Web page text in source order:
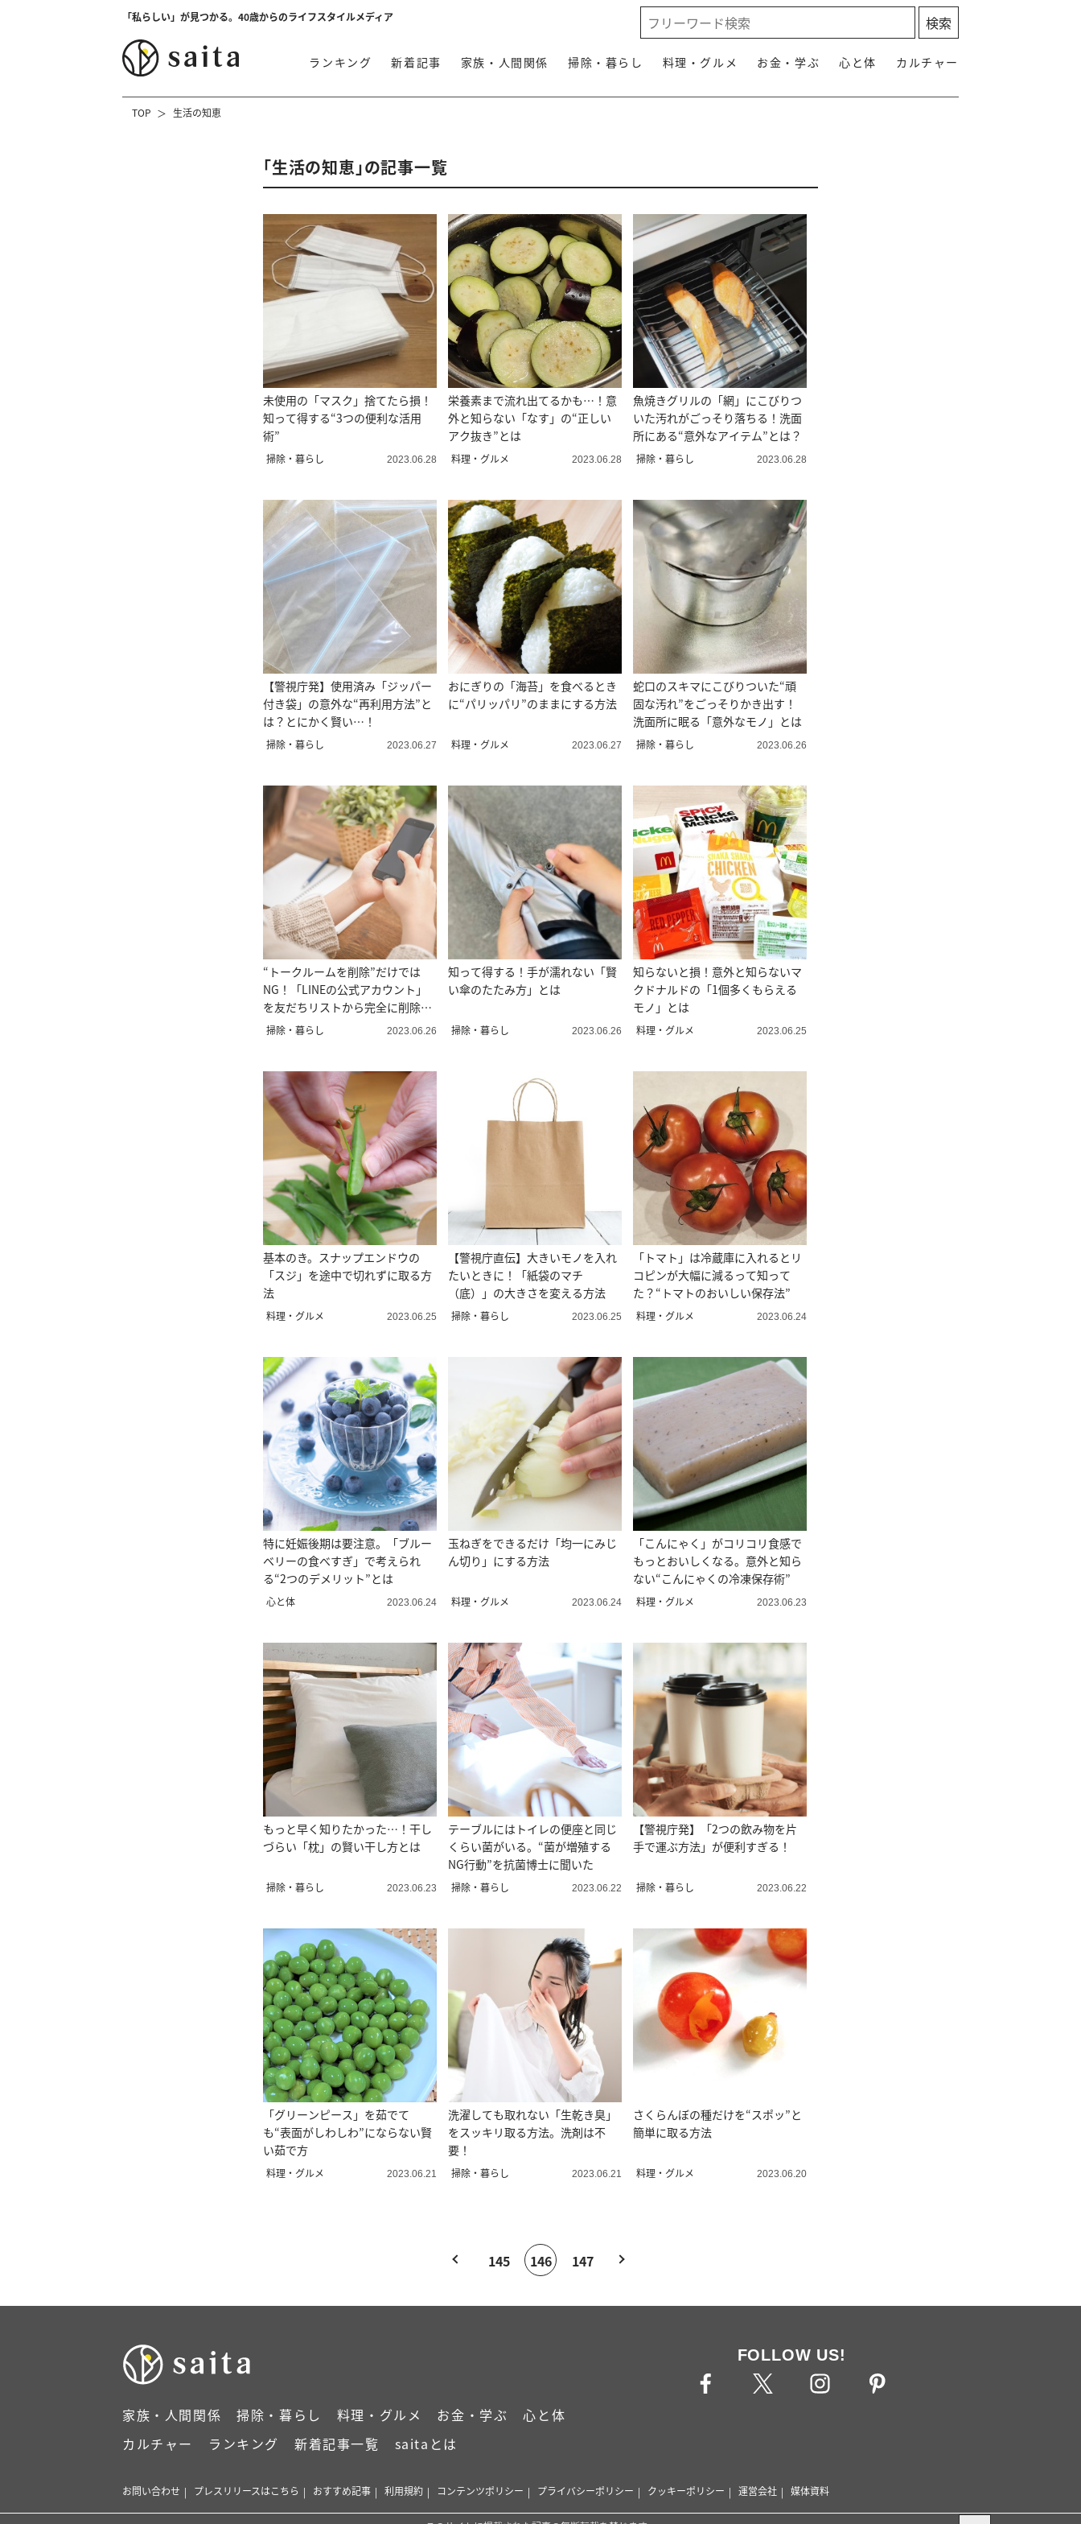
「私らしい」が見つかる。40歳からのライフスタイルメディア
ランキング 新着記事 家族・人間関係 掃除・暮らし 料理・グルメ お金・学ぶ 心と体 カルチャー
TOP 生活の知恵
「生活の知恵」の記事一覧
未使用の「マスク」捨てたら損！
知って得する“3つの便利な活用
術”
掃除・暮らし 2023.06.28
栄養素まで流れ出てるかも…！意
外と知らない「なす」の“正しい
アク抜き”とは
料理・グルメ 2023.06.28
魚焼きグリルの「網」にこびりつ
いた汚れがごっそり落ちる！洗面
所にある“意外なアイテム”とは？
掃除・暮らし 2023.06.28
【警視庁発】使用済み「ジッパー
付き袋」の意外な“再利用方法”と
は？とにかく賢い…！
掃除・暮らし 2023.06.27
おにぎりの「海苔」を食べるとき
に“パリッパリ”のままにする方法
料理・グルメ 2023.06.27
蛇口のスキマにこびりついた“頑
固な汚れ”をごっそりかき出す！
洗面所に眠る「意外なモノ」とは
掃除・暮らし 2023.06.26
“トークルームを削除”だけでは
NG！「LINEの公式アカウント」
を友だちリストから完全に削除す
る方法
掃除・暮らし 2023.06.26
知って得する！手が濡れない「賢
い傘のたたみ方」とは
掃除・暮らし 2023.06.26
知らないと損！意外と知らないマ
クドナルドの「1個多くもらえる
モノ」とは
料理・グルメ 2023.06.25
基本のき。スナップエンドウの
「スジ」を途中で切れずに取る方
法
料理・グルメ 2023.06.25
【警視庁直伝】大きいモノを入れ
たいときに！「紙袋のマチ
（底）」の大きさを変える方法
掃除・暮らし 2023.06.25
「トマト」は冷蔵庫に入れるとリ
コピンが大幅に減るって知って
た？“トマトのおいしい保存法”
料理・グルメ 2023.06.24
特に妊娠後期は要注意。「ブルー
ベリーの食べすぎ」で考えられ
る“2つのデメリット”とは
心と体 2023.06.24
玉ねぎをできるだけ「均一にみじ
ん切り」にする方法
料理・グルメ 2023.06.24
「こんにゃく」がコリコリ食感で
もっとおいしくなる。意外と知ら
ない“こんにゃくの冷凍保存術”
料理・グルメ 2023.06.23
もっと早く知りたかった…！干し
づらい「枕」の賢い干し方とは
掃除・暮らし 2023.06.23
テーブルにはトイレの便座と同じ
くらい菌がいる。“菌が増殖する
NG行動”を抗菌博士に聞いた
掃除・暮らし 2023.06.22
【警視庁発】「2つの飲み物を片
手で運ぶ方法」が便利すぎる！
掃除・暮らし 2023.06.22
「グリーンピース」を茹でて
も“表面がしわしわ”にならない賢
い茹で方
料理・グルメ 2023.06.21
洗濯しても取れない「生乾き臭」
をスッキリ取る方法。洗剤は不
要！
掃除・暮らし 2023.06.21
さくらんぼの種だけを“スポッ”と
簡単に取る方法
料理・グルメ 2023.06.20
145 146 147
家族・人間関係 掃除・暮らし 料理・グルメ お金・学ぶ
心と体
カルチャー
ランキング 新着記事一覧 saitaとは
FOLLOW US!
お問い合わせ プレスリリースはこちら おすすめ記事 利用規約 コンテンツポリシー プライバシーポリシー クッキーポリシー 運営会社 媒体資料